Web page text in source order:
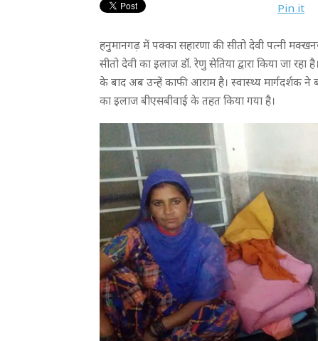
Pin it
हनुमानगढ़ में पक्का सहारणा की सीतो देवी पत्नी
सीतो देवी का इलाज डॉ. रेणु सेतिया द्वारा किया जा
के बाद अब उन्हें काफी आराम है। स्वास्थ्य मार्गदर्शक ने
का इलाज बीएसबीवाई के तहत किया गया है।